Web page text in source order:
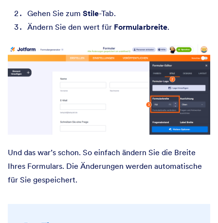
Gehen Sie zum Stile-Tab.
Ändern Sie den wert für Formularbreite.
Und das war’s schon. So einfach ändern Sie die Breite
Ihres Formulars. Die Änderungen werden automatische
für Sie gespeichert.